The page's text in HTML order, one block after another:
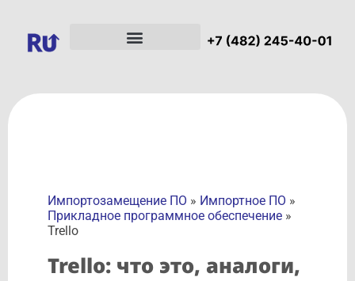
Импортозамещение ПО » Импортное ПО »
Прикладное программное обеспечение »
Trello
Trello: что это, аналоги,